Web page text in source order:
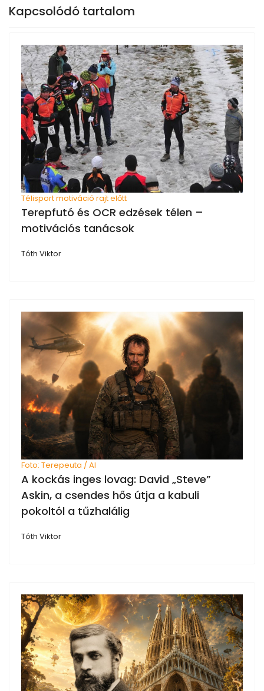
Kapcsolódó tartalom
Télisport motiváció rajt előtt
Terepfutó és OCR edzések télen –
motivációs tanácsok
Tóth Viktor
Foto: Terepeuta / AI
A kockás inges lovag: David „Steve”
Askin, a csendes hős útja a kabuli
pokoltól a tűzhalálig
Tóth Viktor